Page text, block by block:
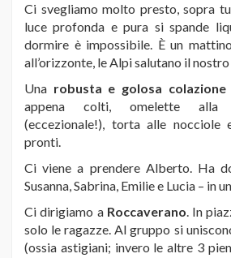
Ci svegliamo molto presto, sopra
luce profonda e pura si spande
dormire è impossibile. È un
all’orizzonte, le Alpi salutano il
Una robusta e golosa colazione
appena colti, omelette alla
(eccezionale!), torta alle nocciole
pronti.
Ci viene a prendere Alberto. Ha
Susanna, Sabrina, Emilie e Lucia – in
Ci dirigiamo a Roccaverano. In
solo le ragazze. Al gruppo si
(ossia astigiani; invero le altre 3